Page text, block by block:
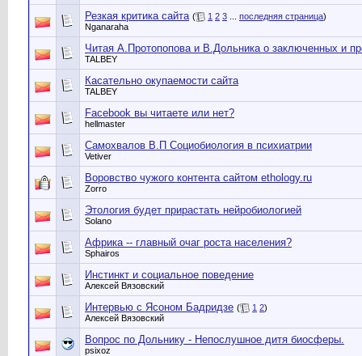
Резкая критика сайта ( 1 2 3 последняя страница)
Nganaraha
Читая А.Протопопова и В.Дольника о заключенных и
TALBEY
Касательно окупаемости сайта
TALBEY
Facebook вы читаете или нет?
hellmaster
Самохвалов В.П Социобиология в психиатрии
Vetiver
Воровство чужого контента сайтом ethology.ru
Zorro
Этология будет прирастать нейробиологией
Solano
Африка -- главный очаг роста населения?
Sphairos
Инстинкт и социальное поведение
Алексей Вязовский
Интервью с Ясоном Бадридзе ( 1 2)
Алексей Вязовский
Вопрос по Дольнику - Непослушное дитя биосферы.
psixoz